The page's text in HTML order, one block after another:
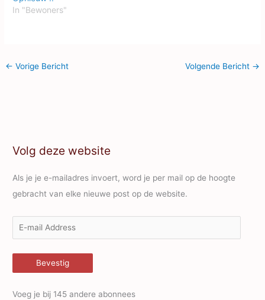
In "Bewoners"
← Vorige Bericht Volgende Bericht →
Volg deze website
Als je je e-mailadres invoert, word je per mail op de hoogte
gebracht van elke nieuwe post op de website.
-
m
a
Bevestig
Voeg je bij 145 andere abonnees